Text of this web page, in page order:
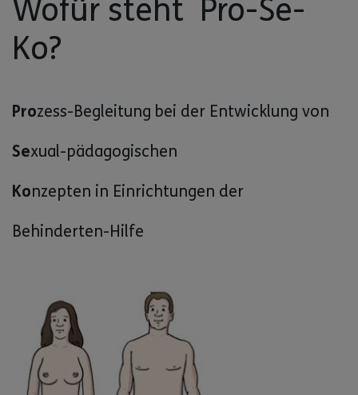
Wofür steht Pro-Se-
Ko?
Prozess-Begleitung bei der Entwicklung von
Sexual-pädagogischen
Konzepten in Einrichtungen der
Behinderten-Hilfe